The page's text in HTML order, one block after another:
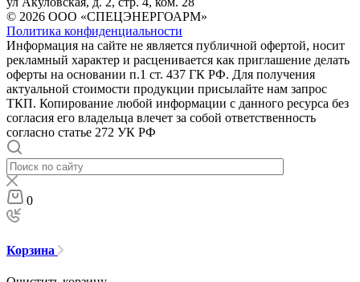
© 2026 ООО «СПЕЦЭНЕРГОАРМ»
Политика конфиденциальности
Информация на сайте не является публичной офертой, носит
рекламный характер и расценивается как приглашение делать
оферты на основании п.1 ст. 437 ГК РФ. Для получения
актуальной стоимости продукции присылайте нам запрос
ТКП. Копирование любой информации с данного ресурса без
согласия его владельца влечет за собой ответственность
согласно статье 272 УК РФ
0
Корзина